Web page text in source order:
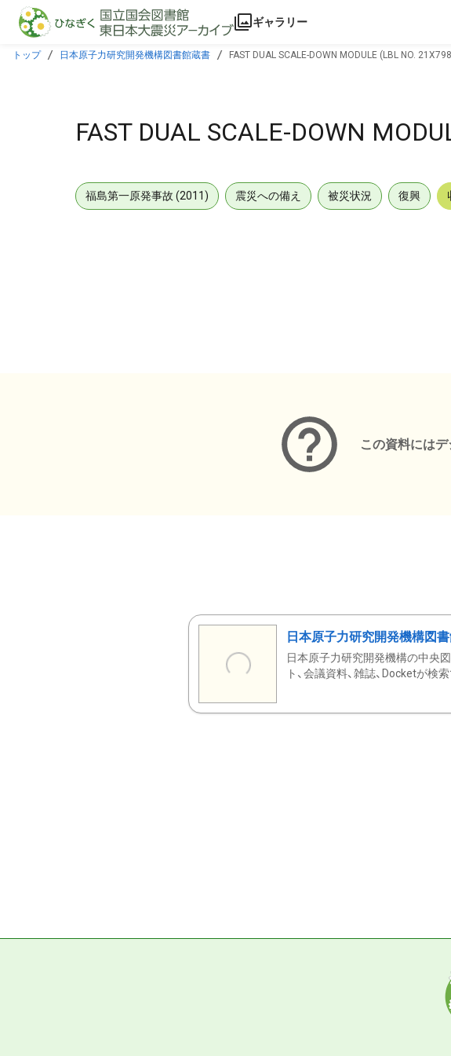
本文に飛ぶ
ギャラリー
トップ 日本原子力研究開発機構図書館蔵書 FAST DUAL SCALE-DOWN MODULE (LBL NO.
FAST DUAL SCALE-DOWN
福島第一原発事故 (2011) 震災への備え 被災状況 復興
この資料にはデ
日本原子力研究開発機構図
日本原子力研究開発機構の中央
ト、会議資料、雑誌、Docketが検索